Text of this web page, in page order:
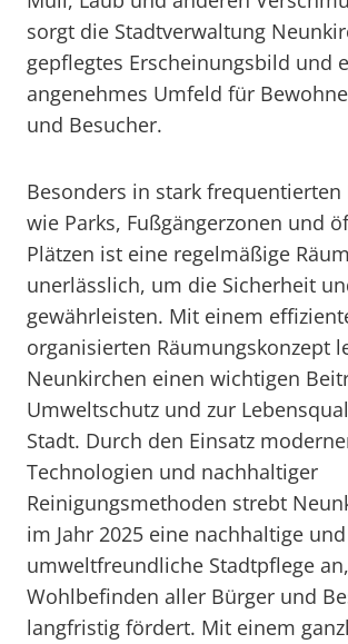
sorgt die Stadtverwaltung
gepflegtes Erscheinungsbild und
angenehmes Umfeld für
und Besucher.
Besonders in stark frequentierten
wie Parks, Fußgängerzonen und
Plätzen ist eine regelmäßige
unerlässlich, um die Sicherheit
gewährleisten. Mit einem
organisierten Räumungskonzept
Neunkirchen einen wichtigen
Umweltschutz und zur
Stadt. Durch den Einsatz
Technologien und nachhaltiger
Reinigungsmethoden strebt
im Jahr 2025 eine nachhaltige und
umweltfreundliche Stadtpflege
Wohlbefinden aller Bürger und
langfristig fördert. Mit einem